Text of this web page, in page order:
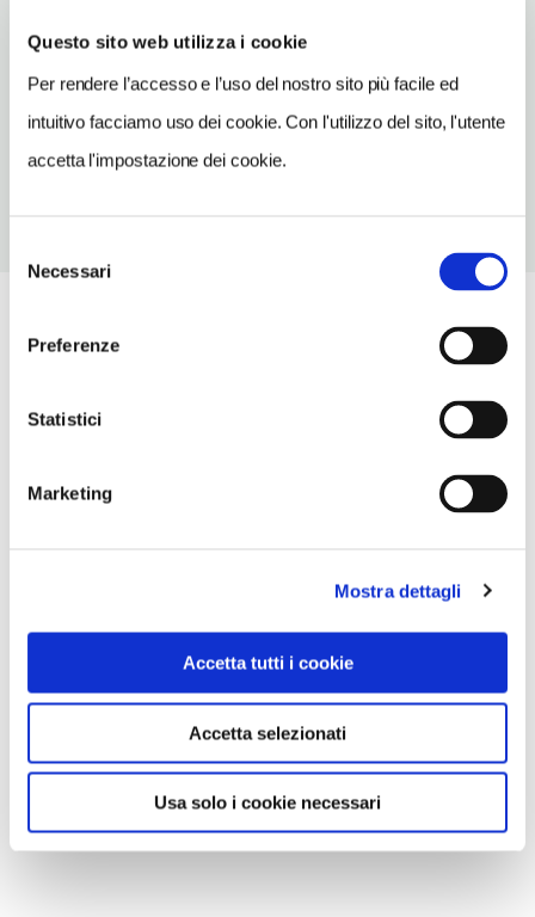
Questo sito web utilizza i cookie
Per rendere l’accesso e l’uso del nostro sito più facile ed
intuitivo facciamo uso dei cookie. Con l'utilizzo del sito, l'utente
accetta l'impostazione dei cookie.
delNecessari
Preferenze
Statistici
Marketing
Mostra dettagli
Accetta tutti i cookie
Accetta selezionati
Usa solo i cookie necessari
info@marettimodivingcenter.it
3331902720